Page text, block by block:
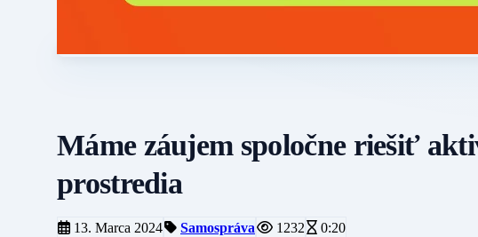
Máme záujem spoločne riešiť
prostredia
13. Marca 2024 Samospráva 1232 0:20